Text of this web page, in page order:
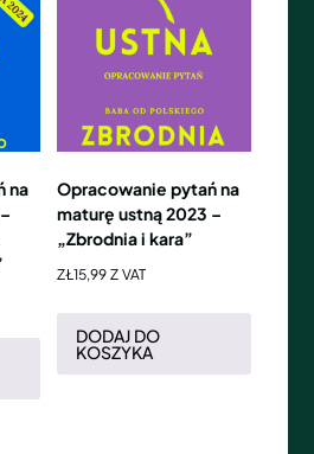
na
Opracowanie pytań na
maturę ustną 2023 –
„Zbrodnia i kara”
ZŁ15,99 Z VAT
DODAJ DO
KOSZYKA